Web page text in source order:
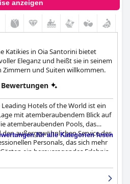
anzeigen
Katikies in Oia Santorini bietet
Eleganz und heißt sie in seinem
und Suiten willkommen.
Leading Hotels of the World ist ein
mit atemberaubendem Blick auf
atemberaubenden Pools, das
außergewöhnlichen Service des
Personals, das sich mehr
ein herausragendes Erlebnis
und luxuriös, einige
Minipools und bieten eine
Pool auf der oberen Etage ist
für alle Kategorien lesen